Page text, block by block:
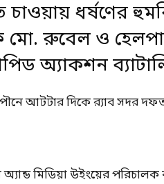
চাওয়ায় ধর্ষণের
রুবেল ও
অ্যাকশন
আটটার দিকে র‍্যাব সদর
মিডিয়া উইংয়ের